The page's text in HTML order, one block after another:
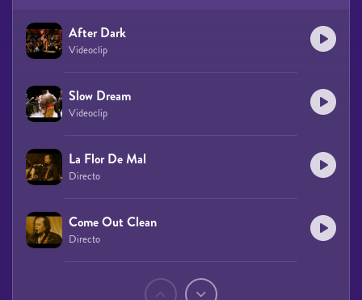
After Dark
Videoclip
Slow Dream
Videoclip
La Flor De Mal
Directo
Come Out Clean
Directo